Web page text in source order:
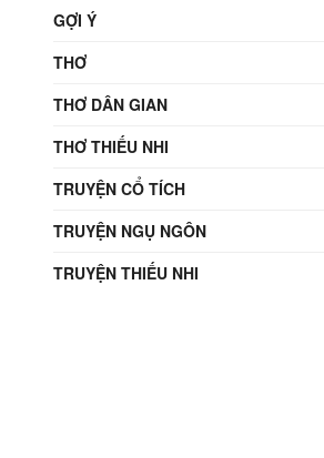
GỢI Ý
THƠ
THƠ DÂN GIAN
THƠ THIẾU NHI
TRUYỆN CỔ TÍCH
TRUYỆN NGỤ NGÔN
TRUYỆN THIẾU NHI